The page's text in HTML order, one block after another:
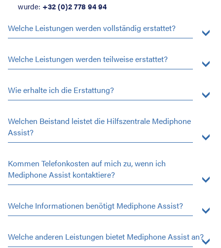
wurde: +32 (0)2 778 94 94
Welche Leistungen werden vollständig erstattet?
Welche Leistungen werden teilweise erstattet?
Wie erhalte ich die Erstattung?
Welchen Beistand leistet die Hilfszentrale Mediphone
Assist?
Kommen Telefonkosten auf mich zu, wenn ich
Mediphone Assist kontaktiere?
Welche Informationen benötigt Mediphone Assist?
Welche anderen Leistungen bietet Mediphone Assist an?